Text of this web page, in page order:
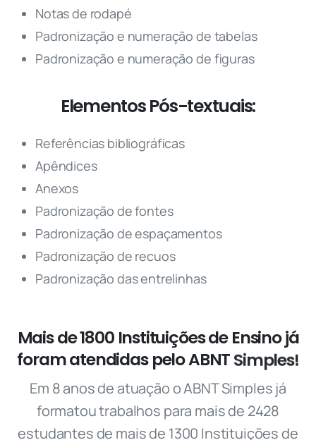
Notas de rodapé
Padronização e numeração de tabelas
Padronização e numeração de figuras
Elementos Pós-textuais:
Referências bibliográficas
Apêndices
Anexos
Padronização de fontes
Padronização de espaçamentos
Padronização de recuos
Padronização das entrelinhas
Maisde1800 Instituiçõesde Ensinojá
foramatendidas peloABNTSimples!
Em 8 anos de atuação o ABNT Simples já
formatou trabalhos para mais de 2428
estudantes de mais de 1300 Instituições de